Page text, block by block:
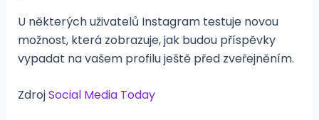
U některých uživatelů Instagram testuje novou
možnost, která zobrazuje, jak budou příspěvky
vypadat na vašem profilu ještě před zveřejněním.
ZdrojSocial Media Today